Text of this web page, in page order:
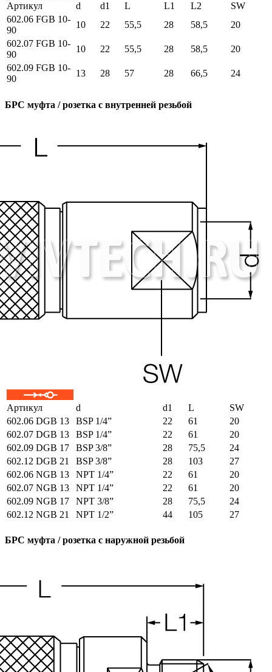
Артикул d d1 L L1 L2
SW
602.06 FGB 10-
90
10 22 55,5 28 58,5
20
602.07 FGB 10-
90
10 22 55,5 28 58,5
20
602.09 FGB 10-
90
13 28 57 28 66,5 24
БРС муфта / розетка с внутренней резьбой
Артикул d d1 L
SW
602.06 DGB 13
BSP 1/4” 22 61
20
602.07 DGB 13
BSP 1/4” 22 61
20
602.09 DGB 17
BSP 3/8” 28 75,5
24
602.12 DGB 21
BSP 3/8” 28 103
27
602.06 NGB 13
NPT 1/4” 22 61
20
602.07 NGB 13
NPT 1/4” 22 61
20
602.09 NGB 17
NPT 3/8” 28 75,5
24
602.12 NGB 21
NPT 1/2” 44 105 27
БРС муфта / розетка с наружной резьбой